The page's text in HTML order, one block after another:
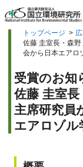
トップページ >
佐藤 圭室長・森
会から日本エアロ
受賞のお知
佐藤 圭室
主席研究員
エアロゾル